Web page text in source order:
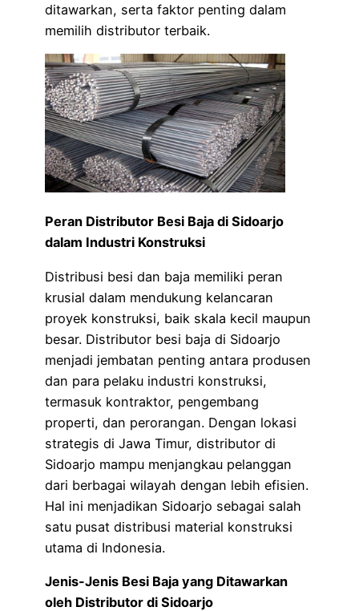
ditawarkan, serta faktor penting dalam
memilih distributor terbaik.
Peran Distributor Besi Baja di Sidoarjo
dalam Industri Konstruksi
Distribusi besi dan baja memiliki peran
krusial dalam mendukung kelancaran
proyek konstruksi, baik skala kecil maupun
besar. Distributor besi baja di Sidoarjo
menjadi jembatan penting antara produsen
dan para pelaku industri konstruksi,
termasuk kontraktor, pengembang
properti, dan perorangan. Dengan lokasi
strategis di Jawa Timur, distributor di
Sidoarjo mampu menjangkau pelanggan
dari berbagai wilayah dengan lebih efisien.
Hal ini menjadikan Sidoarjo sebagai salah
satu pusat distribusi material konstruksi
utama di Indonesia.
Jenis-Jenis Besi Baja yang Ditawarkan
oleh Distributor di Sidoarjo